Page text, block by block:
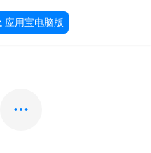
应用宝电脑版